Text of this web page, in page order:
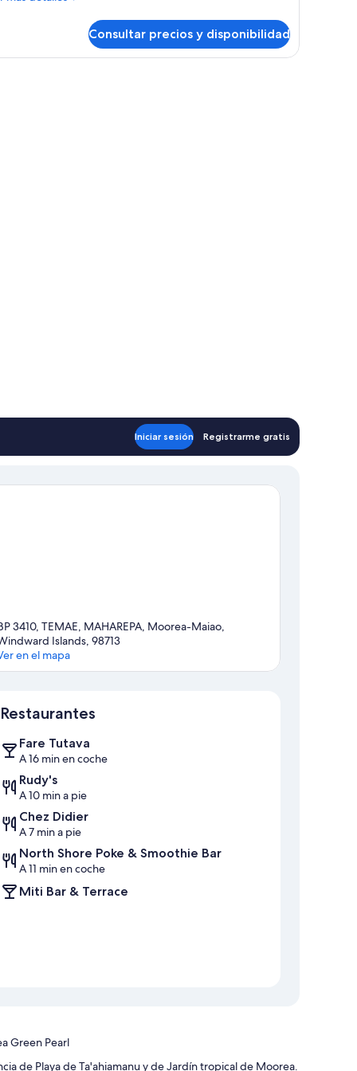
Consultar precios y disponibilidad
Iniciar sesión Registrarme gratis
3410, TEMAE, MAHAREPA, Moorea-Maiao,
Islands, 98713
en el mapa
Restaurantes
Fare Tutava
A 16 min en coche
Rudy's
A 10 min a pie
Chez Didier
A 7 min a pie
North Shore Poke & Smoothie Bar
A 11 min en coche
Miti Bar & Terrace
Green Pearl
de Playa de Ta'ahiamanu y de Jardín tropical de Moorea.